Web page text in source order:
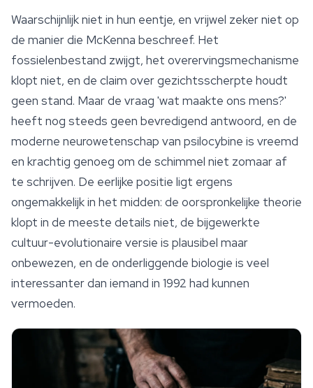
Waarschijnlijk niet in hun eentje, en vrijwel zeker niet op
de manier die McKenna beschreef. Het
fossielenbestand zwijgt, het overervingsmechanisme
klopt niet, en de claim over gezichtsscherpte houdt
geen stand. Maar de vraag 'wat maakte ons mens?'
heeft nog steeds geen bevredigend antwoord, en de
moderne neurowetenschap van psilocybine is vreemd
en krachtig genoeg om de schimmel niet zomaar af
te schrijven. De eerlijke positie ligt ergens
ongemakkelijk in het midden: de oorspronkelijke theorie
klopt in de meeste details niet, de bijgewerkte
cultuur-evolutionaire versie is plausibel maar
onbewezen, en de onderliggende biologie is veel
interessanter dan iemand in 1992 had kunnen
vermoeden.